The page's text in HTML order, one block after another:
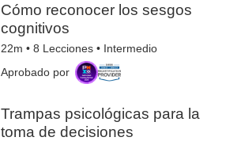
Cómo reconocer los sesgos
cognitivos
22m •8 Lecciones • Intermedio
Aprobado por
Trampas psicológicas para la
toma de decisiones